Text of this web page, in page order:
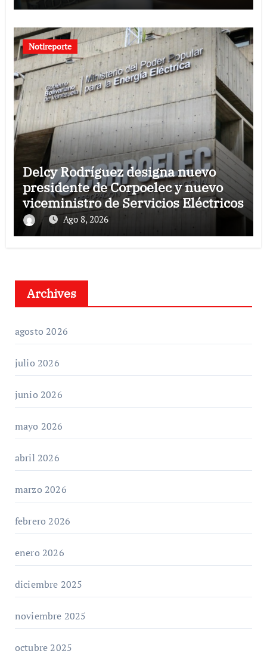
Notireporte
Delcy Rodríguez designa nuevo
presidente de Corpoelec y nuevo
viceministro de Servicios Eléctricos
Ago 8, 2026
Archives
agosto 2026
julio 2026
junio 2026
mayo 2026
abril 2026
marzo 2026
febrero 2026
enero 2026
diciembre 2025
noviembre 2025
octubre 2025